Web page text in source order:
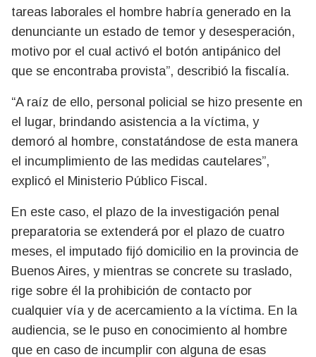
tareas laborales el hombre habría generado en la
denunciante un estado de temor y desesperación,
motivo por el cual activó el botón antipánico del
que se encontraba provista”, describió la fiscalía.
“A raíz de ello, personal policial se hizo presente en
el lugar, brindando asistencia a la víctima, y
demoró al hombre, constatándose de esta manera
el incumplimiento de las medidas cautelares”,
explicó el Ministerio Público Fiscal.
En este caso, el plazo de la investigación penal
preparatoria se extenderá por el plazo de cuatro
meses, el imputado fijó domicilio en la provincia de
Buenos Aires, y mientras se concrete su traslado,
rige sobre él la prohibición de contacto por
cualquier vía y de acercamiento a la víctima. En la
audiencia, se le puso en conocimiento al hombre
que en caso de incumplir con alguna de esas